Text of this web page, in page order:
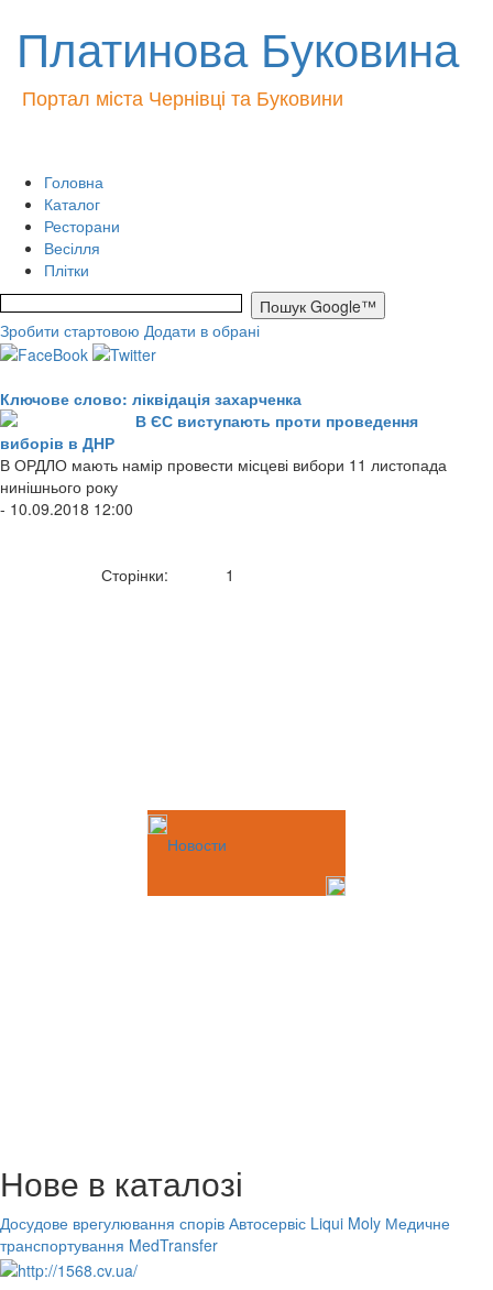
Платинова Буковина
Портал міста Чернівці та Буковини
Головна
Каталог
Ресторани
Весілля
Плітки
Зробити стартовою Додати в обрані
Ключове слово: ліквідація захарченка
В ЄС виступають проти проведення
виборів в ДНР
В ОРДЛО мають намір провести місцеві вибори 11 листопада
нинішнього року
- 10.09.2018 12:00
Сторінки: 1
Новости
Нове в каталозі
Досудове врегулювання спорів Автосервіс Liqui Moly Медичне
транспортування MedTransfer